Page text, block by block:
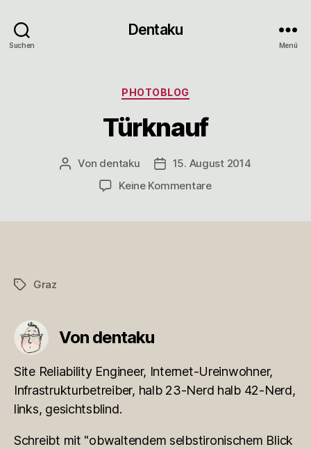
Suchen
Dentaku
Menü
Kategorien
PHOTOBLOG
Türknauf
Beitragsautor
Von dentaku Veröffentlichungsdatum
15. August 2014
Keine Kommentarezu
Schlagwörter
Graz
Von dentaku
Site Reliability Engineer, Internet-Ureinwohner,
Infrastrukturbetreiber, halb 23-Nerd halb 42-Nerd,
links, gesichtsblind.
Schreibt mit "obwaltendem selbstironischem Blick